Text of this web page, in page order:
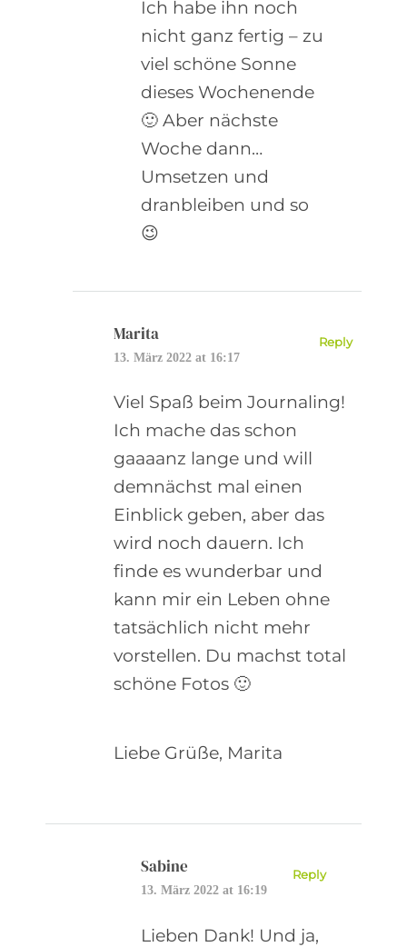
Ich habe ihn noch
nicht ganz fertig – zu
viel schöne Sonne
dieses Wochenende
🙂 Aber nächste
Woche dann…
Umsetzen und
dranbleiben und so
😉
Marita
13. März 2022 at 16:17
Reply
Viel Spaß beim Journaling!
Ich mache das schon
gaaaanz lange und will
demnächst mal einen
Einblick geben, aber das
wird noch dauern. Ich
finde es wunderbar und
kann mir ein Leben ohne
tatsächlich nicht mehr
vorstellen. Du machst total
schöne Fotos 🙂
Liebe Grüße, Marita
Sabine
13. März 2022 at 16:19
Reply
Lieben Dank! Und ja,